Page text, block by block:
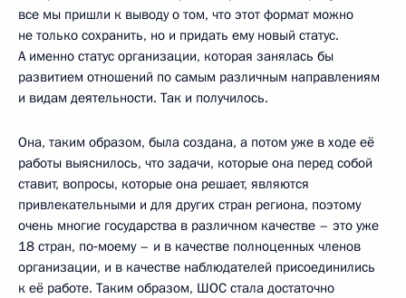
все мы пришли к выводу о том, что этот формат можно
не только сохранить, но и придать ему новый статус.
А именно статус организации, которая занялась бы
развитием отношений по самым различным направлениям
и видам деятельности. Так и получилось.
Она, таким образом, была создана, а потом уже в ходе её
работы выяснилось, что задачи, которые она перед собой
ставит, вопросы, которые она решает, являются
привлекательными и для других стран региона, поэтому
очень многие государства в различном качестве – это уже
18 стран, по‑моему – и в качестве полноценных членов
организации, и в качестве наблюдателей присоединились
к её работе. Таким образом, ШОС стала достаточно